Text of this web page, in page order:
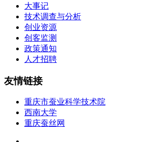
大事记
技术调查与分析
创业资源
创客监测
政策通知
人才招聘
友情链接
重庆市蚕业科学技术院
西南大学
重庆蚕丝网